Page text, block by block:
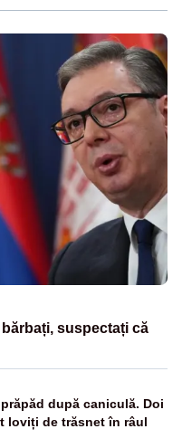
suspectați că
după caniculă. Doi
loviți de trăsnet în râul